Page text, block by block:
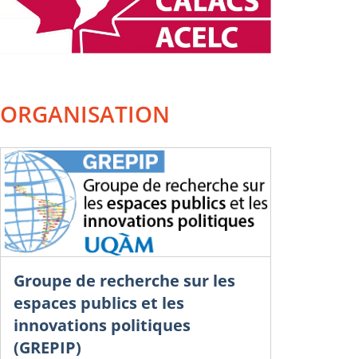
ORGANISATION
Groupe de recherche sur les
espaces publics et les
innovations politiques
(GREPIP)